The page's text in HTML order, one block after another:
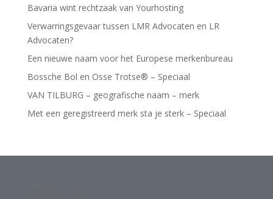
Bavaria wint rechtzaak van Yourhosting
Verwarringsgevaar tussen LMR Advocaten en LR
Advocaten?
Een nieuwe naam voor het Europese merkenbureau
Bossche Bol en Osse Trotse® – Speciaal
VAN TILBURG – geografische naam – merk
Met een geregistreerd merk sta je sterk – Speciaal